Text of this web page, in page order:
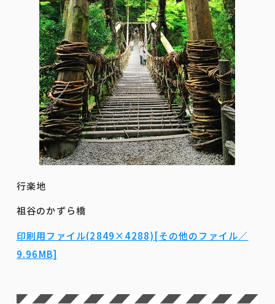
行楽地
祖谷のかずら橋
印刷用ファイル(2849×4288)[その他のファイル／
9.96MB]